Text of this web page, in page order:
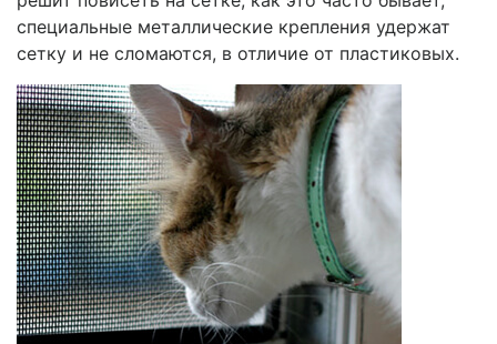
специальные металлические крепления удержат
сетку и не сломаются, в отличие от пластиковых.